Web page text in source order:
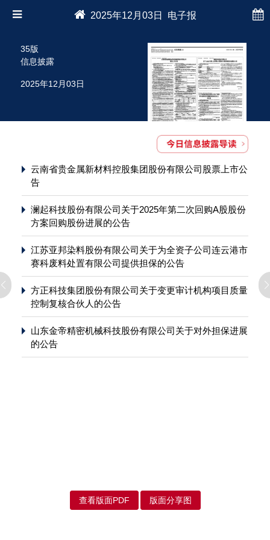
2025年12月03日 电子报
35版
信息披露
2025年12月03日
云南省贵金属新材料控股集团股份有限公司股票上市公
告
澜起科技股份有限公司关于2025年第二次回购A股股份
方案回购股份进展的公告
江苏亚邦染料股份有限公司关于为全资子公司连云港市
赛科废料处置有限公司提供担保的公告
方正科技集团股份有限公司关于变更审计机构项目质量
控制复核合伙人的公告
山东金帝精密机械科技股份有限公司关于对外担保进展
的公告
查看版面PDF 版面分享图